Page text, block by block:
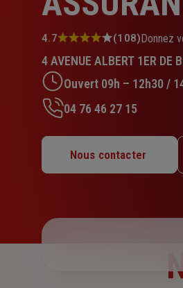
Note
4.7
sur
5
étoiles
4.7 (108)Donnez
4 AVENUE ALBERT 1ER DE
Mardi : 09h – 12h30 / 14h
Mercredi : 09h – 12h30 /
Jeudi : 09h – 12h30 /
04 76 46 27 15
Nous contacter